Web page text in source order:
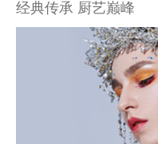
经典传承 厨艺巅峰